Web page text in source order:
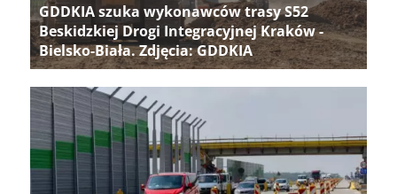
GDDKIA szuka wykonawców trasy S52
Beskidzkiej Drogi Integracyjnej Kraków -
Bielsko-Biała. Zdjęcia: GDDKIA